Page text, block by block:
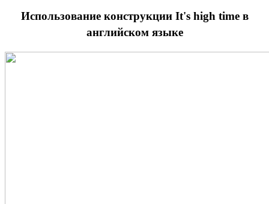
Использование конструкции It's high time в
английском языке